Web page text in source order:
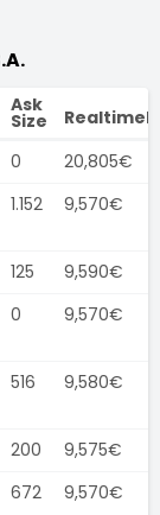
Ask
Size
0
20,805€
1.152 9,570€
125
9,590€
0 9,570€
516 9,580€
200
9,575€
672 9,570€